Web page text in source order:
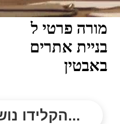
מורה פרטי ל
בניית אתרים
באבטין
הקלידו נושא לימוד...